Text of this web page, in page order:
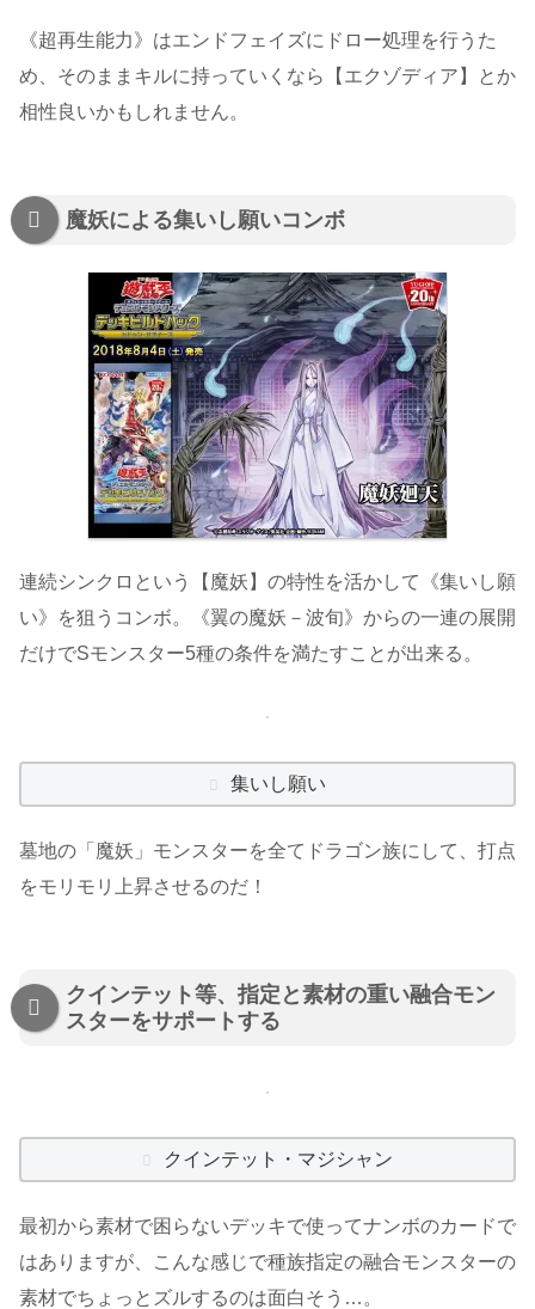
《超再生能力》はエンドフェイズにドロー処理を行うた
め、そのままキルに持っていくなら【エクゾディア】とか
相性良いかもしれません。
魔妖による集いし願いコンボ
連続シンクロという【魔妖】の特性を活かして《集いし願
い》を狙うコンボ。《翼の魔妖－波旬》からの一連の展開
だけでSモンスター5種の条件を満たすことが出来る。
集いし願い
墓地の「魔妖」モンスターを全てドラゴン族にして、打点
をモリモリ上昇させるのだ！
クインテット等、指定と素材の重い融合モン
スターをサポートする
クインテット・マジシャン
最初から素材で困らないデッキで使ってナンボのカードで
はありますが、こんな感じで種族指定の融合モンスターの
素材でちょっとズルするのは面白そう…。